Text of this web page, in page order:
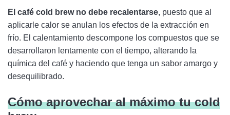
El café cold brew no debe recalentarse, puesto que al
aplicarle calor se anulan los efectos de la extracción en
frío. El calentamiento descompone los compuestos que se
desarrollaron lentamente con el tiempo, alterando la
química del café y haciendo que tenga un sabor amargo y
desequilibrado.
Cómo aprovechar al máximo tu cold